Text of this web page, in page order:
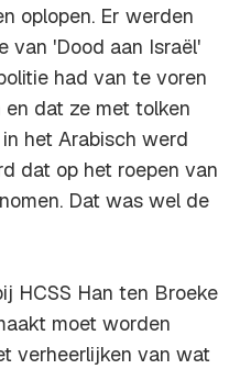
oplopen. Er werden
van 'Dood aan Israël'
had van te voren
dat ze met tolken
het Arabisch werd
dat op het roepen van
Dat was wel de
HCSS Han ten Broeke
moet worden
verheerlijken van wat